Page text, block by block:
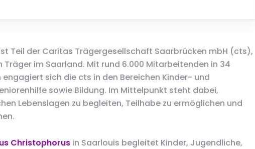
Teil der Caritas Trägergesellschaft Saarbrücken mbH (cts),
im Saarland. Mit rund 6.000 Mitarbeitenden in 34
engagiert sich die cts in den Bereichen Kinder- und
sowie Bildung. Im Mittelpunkt steht dabei,
Lebenslagen zu begleiten, Teilhabe zu ermöglichen und
Christophorus in Saarlouis begleitet Kinder, Jugendliche,